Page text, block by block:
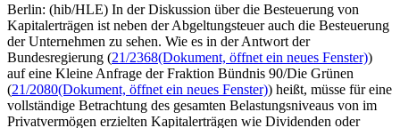
Berlin: (hib/HLE) In der Diskussion über die Besteuerung von
Kapitalerträgen ist neben der Abgeltungsteuer auch die Besteuerung
der Unternehmen zu sehen. Wie es in der Antwort der
Bundesregierung (21/2368(Dokument, öffnet ein neues Fenster))
auf eine Kleine Anfrage der Fraktion Bündnis 90/Die Grünen
(21/2080(Dokument, öffnet ein neues Fenster)) heißt, müsse für eine
vollständige Betrachtung des gesamten Belastungsniveaus von im
Privatvermögen erzielten Kapitalerträgen wie Dividenden oder